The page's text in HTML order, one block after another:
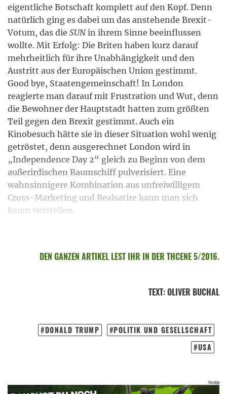
eigentliche Botschaft komplett auf den Kopf. Denn
natürlich ging es dabei um das anstehende Brexit-
Votum, das die SUNin ihrem Sinne beeinflussen
wollte. Mit Erfolg: Die Briten haben kurz darauf
mehrheitlich für ihre Unabhängigkeit und den
Austritt aus der Europäischen Union gestimmt.
Good bye, Staatengemeinschaft! In London
reagierte man darauf mit Frustration und Wut, denn
die Bewohner der Hauptstadt hatten zum größten
Teil gegen den Brexit gestimmt. Auch ein
Kinobesuch hätte sie in dieser Situation wohl wenig
getröstet, denn ausgerechnet London wird in
„Independence Day 2“ gleich zu Beginn von dem
außerirdischen Raumschiff pulverisiert. Eine
wahnsinnigere Kombination aus unfreiwilligem
Cross-Marketing und Realsatire kann man sich
kaum vorstellen.
DEN GANZEN ARTIKEL LEST IHR IN DER THCENE 5/2016.
TEXT:OLIVER BUCHAL
DONALD TRUMP
POLITIK UND GESELLSCHAFT
USA